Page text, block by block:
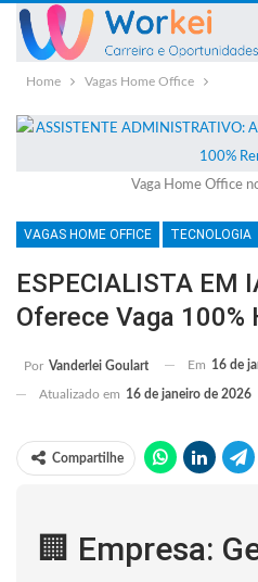
Home Vagas Home Office
Vaga Home Office
VAGAS HOME OFFICE TECNOLOGIA
ESPECIALISTA EM
Oferece Vaga 100%
Por Vanderlei Goulart Em 16 de
Atualizado em 16 de janeiro de 2026
Compartilhe
🏢 Empresa: